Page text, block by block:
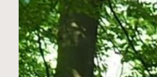
het
blog
van